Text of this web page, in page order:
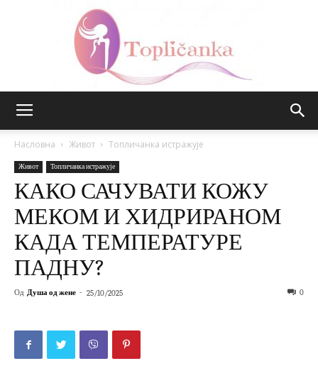
Насловна Живот Топличанка истражује
Живот Топличанка истражује
КАКО САЧУВАТИ КОЖУ
МЕКОМ И ХИДРИРАНОМ
КАДА ТЕМПЕРАТУРЕ
ПАДНУ?
Од Душа од жене - 25/10/2025 0